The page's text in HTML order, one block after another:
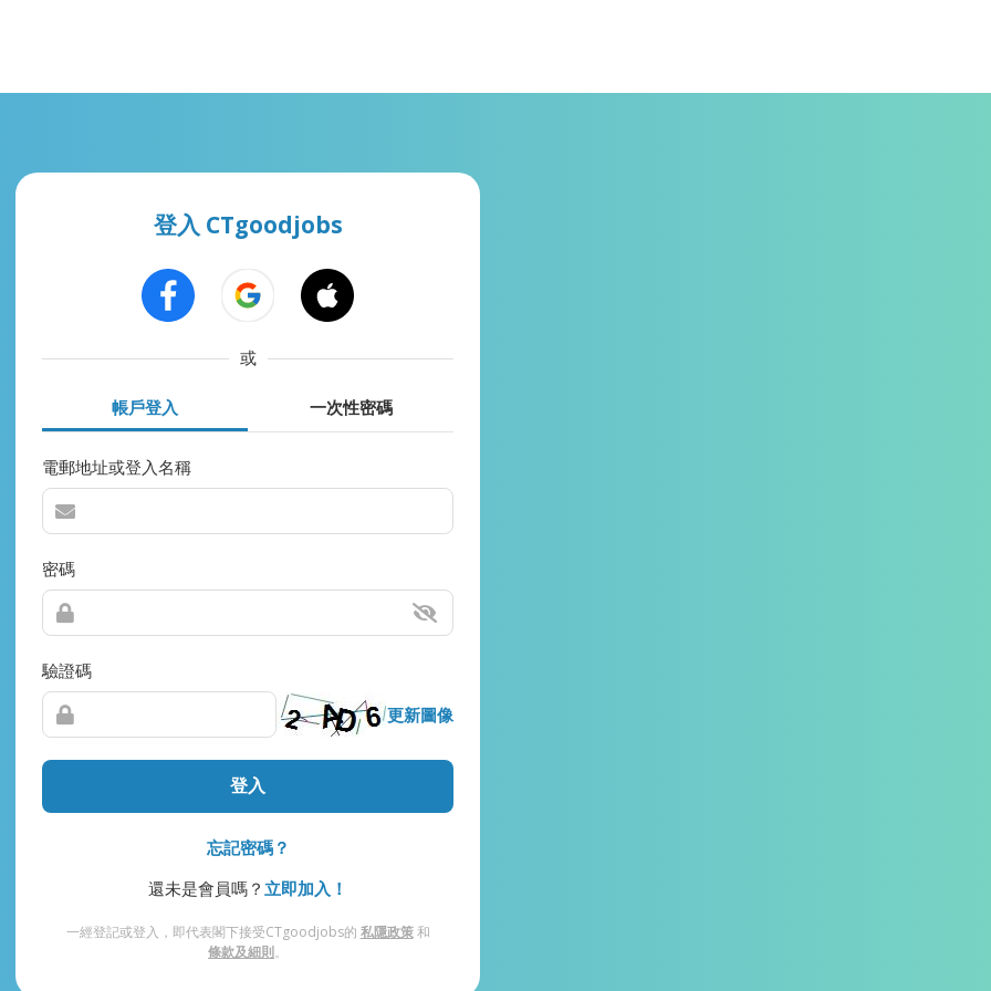
登入 CTgoodjobs
或
帳戶登入 一次性密碼
電郵地址或登入名稱
密碼
驗證碼
更新圖像
登入
忘記密碼？
還未是會員嗎？ 立即加入！
一經登記或登入，即代表閣下接受CTgoodjobs的 私隱政策和
條款及細則。